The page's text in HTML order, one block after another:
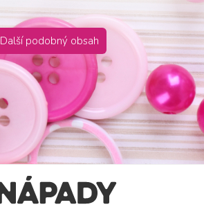
Další podobný obsah